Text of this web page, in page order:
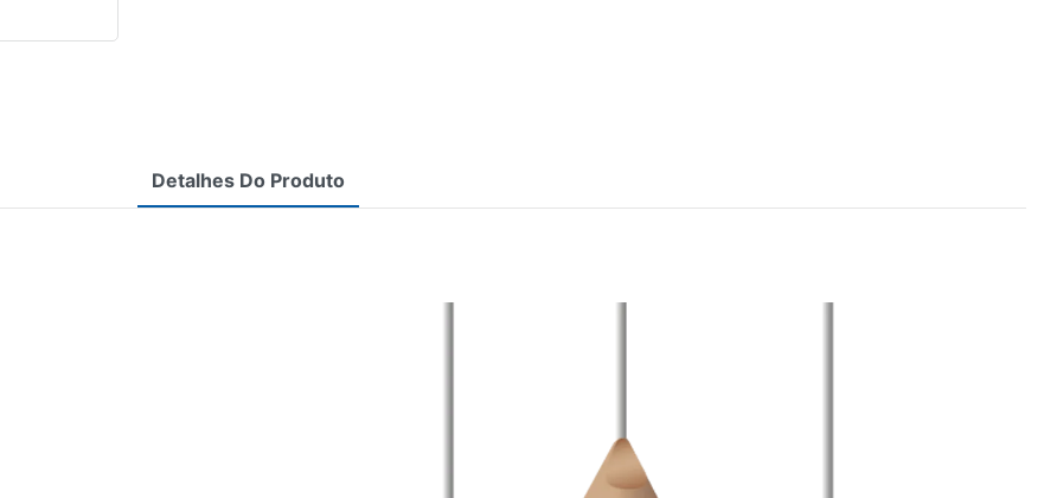
Detalhes Do Produto